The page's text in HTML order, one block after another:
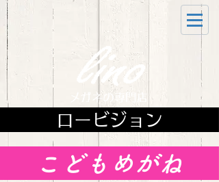
ロービジョン
こどもめがね